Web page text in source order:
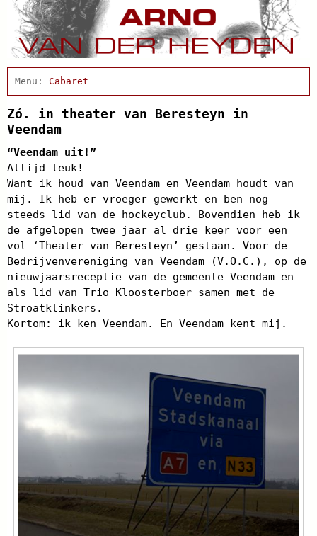
Home
Afscheidsbijeenkomst
Condoleance
Actueel
Arno Schrijft
Cabaret
Discografie
Projecten
Schnabbel en babbel
Biografie
Agenda
In de pers
Links
Contact
Zó. in theater van Beresteyn in
Veendam
“Veendam uit!”
Altijd leuk!
Want ik houd van Veendam en Veendam houdt van
mij. Ik heb er vroeger gewerkt en ben nog
steeds lid van de hockeyclub. Bovendien heb ik
de afgelopen twee jaar al drie keer voor een
vol ‘Theater van Beresteyn’ gestaan. Voor de
Bedrijvenvereniging van Veendam (V.O.C.), op de
nieuwjaarsreceptie van de gemeente Veendam en
als lid van Trio Kloosterboer samen met de
Stroatklinkers.
Kortom: ik ken Veendam. En Veendam kent mij.